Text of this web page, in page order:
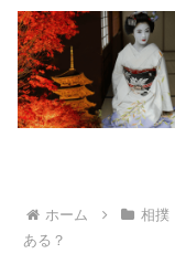
ホーム 相撲
ある？